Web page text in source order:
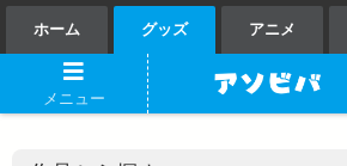
ホーム グッズ アニメ
メニュー